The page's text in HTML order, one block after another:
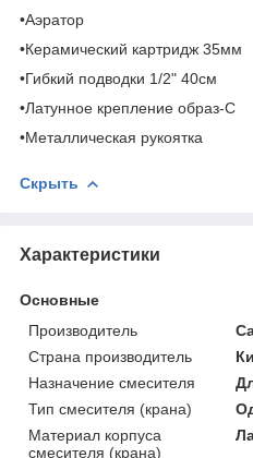
•Аэратор
•Керамический картридж 35мм
•Гибкий подводки 1/2" 40см
•Латунное крепление образ-С
•Металлическая рукоятка
Скрыть
Характеристики
Основные
Производитель
Страна производитель
Назначение смесителя
Тип смесителя (крана)
Материал корпуса
смесителя (крана)